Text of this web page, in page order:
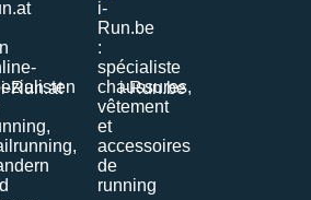
i-Run.at i-Run.be